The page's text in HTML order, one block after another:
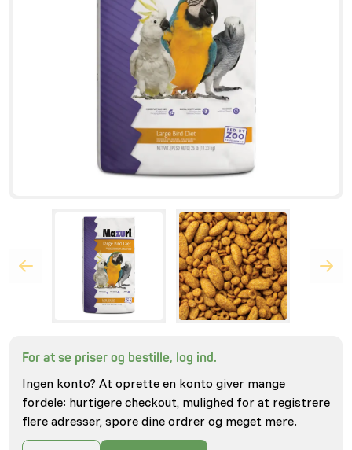
For at se priser og bestille, log ind.
Ingen konto? At oprette en konto giver mange
fordele: hurtigere checkout, mulighed for at registrere
flere adresser, spore dine ordrer og meget mere.